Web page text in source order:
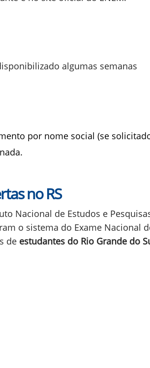
foi processado com sucesso. O
Se você foi isento da
registrada.
(se aplicável), imprima o
importantes e será útil
e no site oficial do ENEM.